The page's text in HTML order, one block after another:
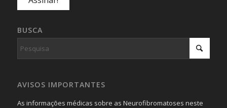
BUSCA
AVISOS IMPORTANTES
As informações médicas sobre as Neurofibromatoses neste